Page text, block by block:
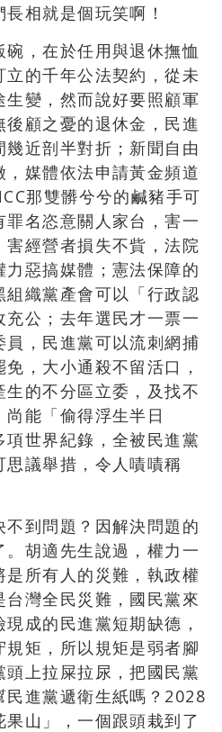
相就是個玩笑啊！
，在於任用與退休撫恤
的千年公法契約，從未
變，然而說好要照顧軍
顧之憂的退休金，民進
近剖半對折；新聞自由
媒體依法申請黃金頻道
那雙髒兮兮的鹹豬手可
名恣意關人家台，害一
經營者損失不貲，法院
惡搞媒體；憲法保障的
組織黨產會可以「行政認
公；去年選民才一票一
，民進黨可以流刺網捕
，大小通殺不留活口，
的不分區立委，及找不
能「偷得浮生半日
世界紀錄，全被民進黨
議舉措，令人嘖嘖稱
到問題？因解決問題的
。胡適先生說過，權力一
所有人的災難，執政權
灣全民災難，國民黨來
成的民進黨短期缺德，
矩，所以規矩是弱者腳
上拉屎拉尿，把國民黨
民進黨遞衛生紙嗎？2028
山」，一個跟頭栽到了